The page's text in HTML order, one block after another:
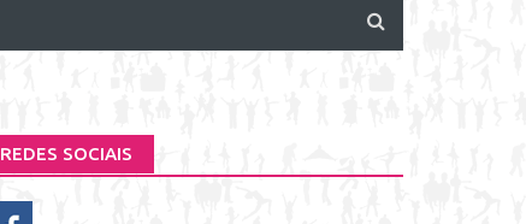
REDES SOCIAIS